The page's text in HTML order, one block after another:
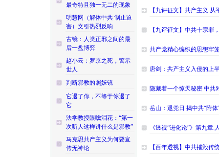
最奇特且独一无二的现象
明慧网（解体中共 制止迫
害）文引热烈反响
古镜：人类正邪之间的最
后一盘博弈
赵小云：罗京之死，警示
世人
判断邪教的照妖镜
它退了你，不等于你退了
它
法学教授眼噙泪花：“第一
次听人这样讲什么是邪教”
马克思共产主义为何要宣
传无神论
【九评征文】共产主义
【九评征文】中共十宗罪
共产党精心编织的思想牢
唐剑：共产主义入侵的上
隐藏着一个惊天秘密 中共
岳山：退党日 揭中共“附
《透视“进化论”》第九章
【百年透视】中共摧毁传